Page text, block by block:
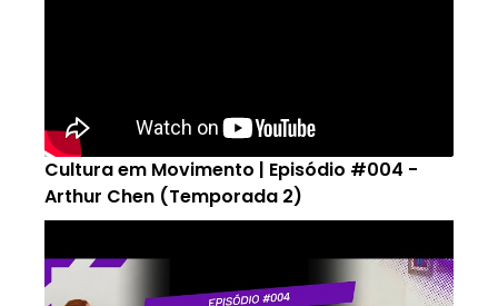
Cultura em Movimento | Episódio #004 -
Arthur Chen (Temporada 2)